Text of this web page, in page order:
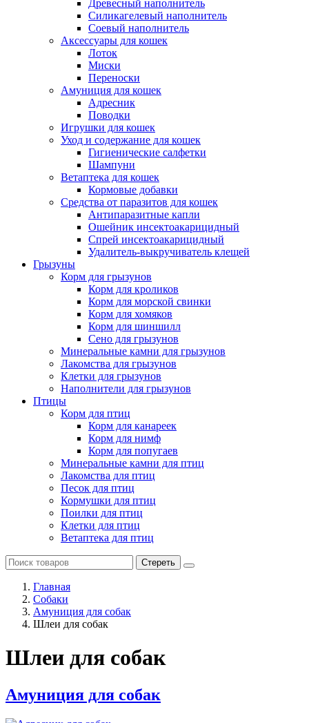
Древесный наполнитель
Силикагелевый наполнитель
Соевый наполнитель
Аксессуары для кошек
Лоток
Миски
Переноски
Амуниция для кошек
Адресник
Поводки
Игрушки для кошек
Уход и содержание для кошек
Гигиенические салфетки
Шампуни
Ветаптека для кошек
Кормовые добавки
Средства от паразитов для кошек
Антипаразитные капли
Ошейник инсектоакарицидный
Спрей инсектоакарицидный
Удалитель-выкручиватель клещей
Грызуны
Корм для грызунов
Корм для кроликов
Корм для морской свинки
Корм для хомяков
Корм для шиншилл
Сено для грызунов
Минеральные камни для грызунов
Лакомства для грызунов
Клетки для грызунов
Наполнители для грызунов
Птицы
Корм для птиц
Корм для канареек
Корм для нимф
Корм для попугаев
Минеральные камни для птиц
Лакомства для птиц
Песок для птиц
Кормушки для птиц
Поилки для птиц
Клетки для птиц
Ветаптека для птиц
Стереть
Главная
Cобаки
Амуниция для собак
Шлеи для собак
Шлеи для собак
Амуниция для собак